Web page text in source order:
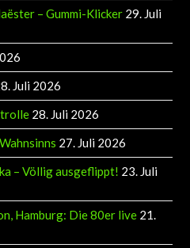
– Gummi-Klicker 29. Juli
Juli 2026
28. Juli 2026
27. Juli 2026
– Völlig ausgeflippt! 23. Juli
Hamburg: Die 80er live
21.